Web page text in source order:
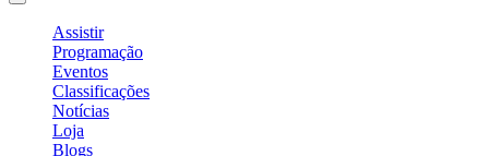
Assistir
Programação
Eventos
Classificações
Notícias
Loja
Blogs